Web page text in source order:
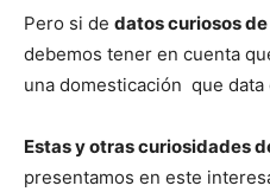
Pero si de datos curiosos
debemos tener en cuenta
una domesticación que data
Estas y otras curiosidades
presentamos en este